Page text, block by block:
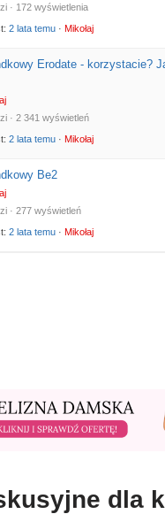
· 172 wyświetlenia
2 lata temu · Mikołaj
Erodate - korzystacie?
· 2 341 wyświetleń
2 lata temu · Mikołaj
Be2
· 277 wyświetleń
2 lata temu · Mikołaj
dla